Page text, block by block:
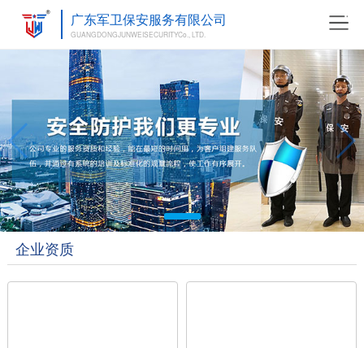
广东军卫保安服务有限公司
GUANGDONGJUNWEISECURITYCo., LTD.
企业资质